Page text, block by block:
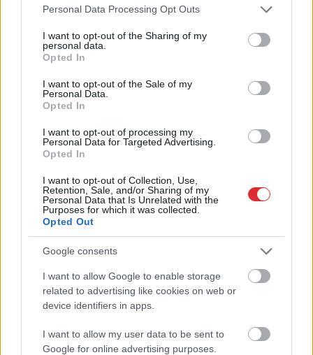
Please note that this website/app uses one or more Google
not limited to your visit or usage behaviour. You may click to
grant or deny consent to Google and its third-party tags to
use your data for below specified purposes in below Google
consent section.
Personal Data Processing Opt Outs
I want to opt-out of the Sharing of my
personal data.
Opted In
I want to opt-out of the Sale of my
Personal Data.
Opted In
I want to opt-out of processing my
Personal Data for Targeted Advertising.
Opted In
I want to opt-out of Collection, Use,
Retention, Sale, and/or Sharing of my
Personal Data that Is Unrelated with the
Purposes for which it was collected.
Opted Out
Google consents
I want to allow Google to enable storage
related to advertising like cookies on web or
device identifiers in apps.
I want to allow my user data to be sent to
Google for online advertising purposes.
Šīm3 zodiaka zīmēm
augusts būs īsts murgs – esi
gatavs jau tagad!
Jūrā pie Bērzciema
krīzes situācija – jahta
zaudējusi vadības
spējas; brīvprātīgie
Vaibūs jātaisa jauna
uz jautājumiem par
gada beigās daļai
gaidāmajām
pārmaiņām
Atcelt Ziņot